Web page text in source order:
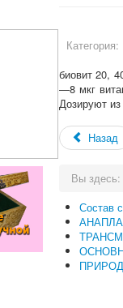
Категория:
биовит 20,
—8 мкг
Дозируют
Назад
Вы здесь:
Состав